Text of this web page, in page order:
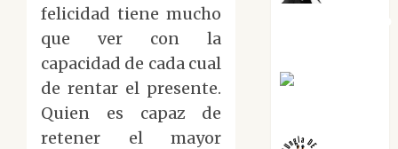
felicidad tiene mucho
que ver con la
capacidad de cada cual
de rentar el presente.
Quien es capaz de
retener el mayor